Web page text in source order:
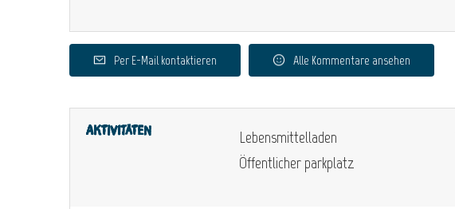
Per E-Mail kontaktieren Alle Kommentare ansehen
Aktivitäten
Lebensmittelladen
Öffentlicher parkplatz